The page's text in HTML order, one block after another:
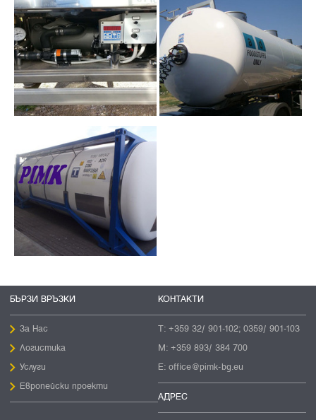
БЪРЗИ ВРЪЗКИ
За Нас
Логистика
Услуги
Европейски проекти
КОНТАКТИ
Т: +359 32/ 901-102; 0359/ 901-103
М: +359 893/ 384 700
E: office@pimk-bg.eu
АДРЕС